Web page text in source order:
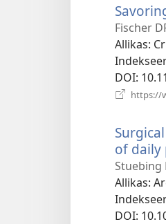
Fischer
Allikas‎:
DOI‎:
https://
of daily
Stuebing
Allikas‎:
DOI‎: